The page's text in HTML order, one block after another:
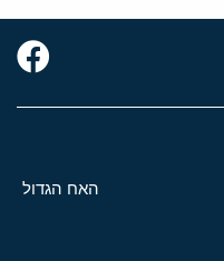
האח הגדול